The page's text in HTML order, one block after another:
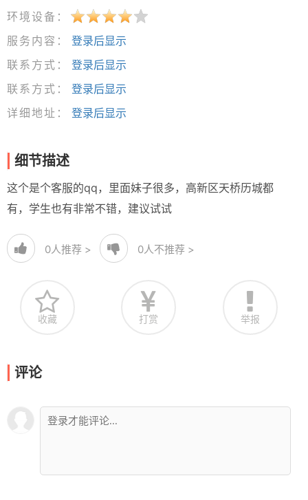
环境设备：
服务内容：
登录后显示
联系方式：
登录后显示
联系方式：
登录后显示
详细地址：
登录后显示
细节描述
这个是个客服的qq，里面妹子很多，高新区天桥历城都
有，学生也有非常不错，建议试试
0人推荐 > 0人不推荐 >
收藏 打赏 举报
评论